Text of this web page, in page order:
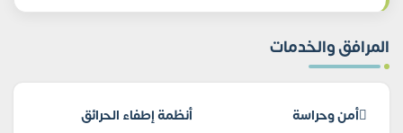
المرافق والخدمات
أمن وحراسة
أنظمة إطفاء الحرائق